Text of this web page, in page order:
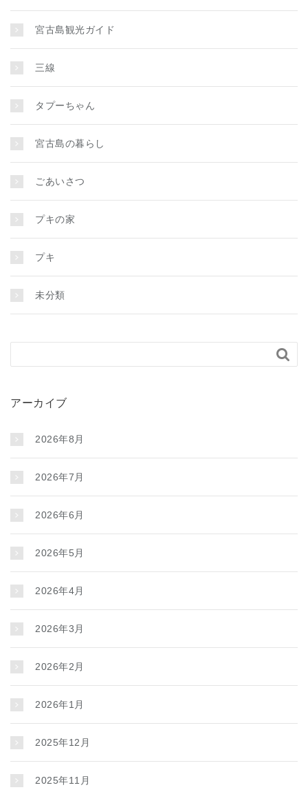
宮古島観光ガイド
三線
タプーちゃん
宮古島の暮らし
ごあいさつ
プキの家
プキ
未分類

アーカイブ
2026年8月
2026年7月
2026年6月
2026年5月
2026年4月
2026年3月
2026年2月
2026年1月
2025年12月
2025年11月